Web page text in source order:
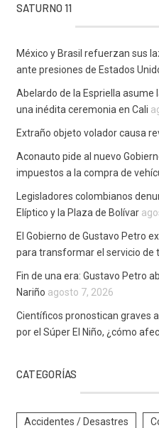
SATURNO 11
México y Brasil refuerzan sus
ante presiones de Estados
Abelardo de la Espriella asume
una inédita ceremonia en Cali
Extraño objeto volador causa
Aconauto pide al nuevo
impuestos a la compra de
Legisladores colombianos
Elíptico y la Plaza de Bolívar
El Gobierno de Gustavo Petro
para transformar el servicio de
Fin de una era: Gustavo Petro
Nariño agosto 7, 2026
Científicos pronostican graves
por el Súper El Niño, ¿cómo
CATEGORÍAS
Accidentes / Desastres